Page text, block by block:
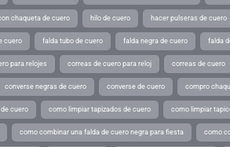
chaqueta de cuero hilo de cuero hacer pulseras de cuero
cuero falda tubo de cuero falda negra de cuero falda
para relojes correas de cuero para reloj correas de cuero
converse negras de cuero converse de cuero compro
cuero como limpiar tapizados de cuero como limpiar
como combinar una falda de cuero negra para fiesta como